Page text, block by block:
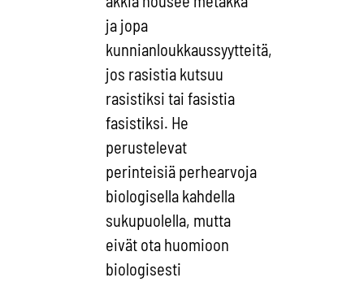
ja jopa
kunnianloukkaussyytteitä,
jos rasistia kutsuu
rasistiksi tai fasistia
fasistiksi. He
perustelevat
perinteisiä perhearvoja
biologisella kahdella
sukupuolella, mutta
eivät ota huomioon
biologisesti